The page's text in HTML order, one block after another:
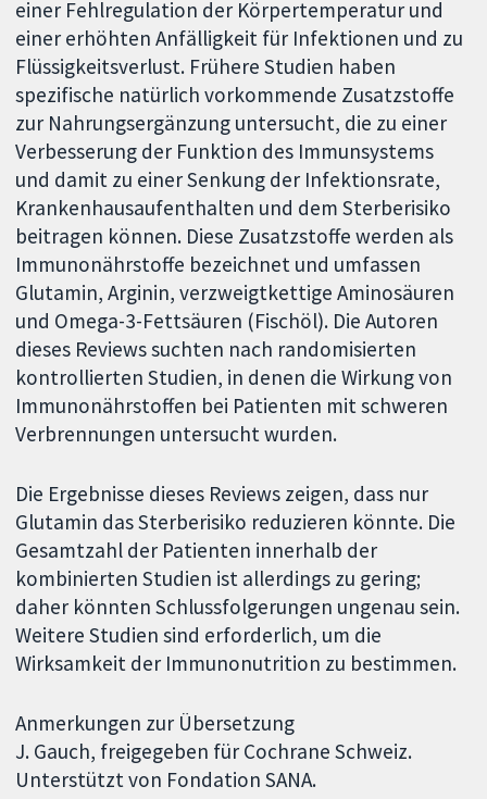
einer Fehlregulation der Körpertemperatur und
einer erhöhten Anfälligkeit für Infektionen und zu
Flüssigkeitsverlust. Frühere Studien haben
spezifische natürlich vorkommende Zusatzstoffe
zur Nahrungsergänzung untersucht, die zu einer
Verbesserung der Funktion des Immunsystems
und damit zu einer Senkung der Infektionsrate,
Krankenhausaufenthalten und dem Sterberisiko
beitragen können. Diese Zusatzstoffe werden als
Immunonährstoffe bezeichnet und umfassen
Glutamin, Arginin, verzweigtkettige Aminosäuren
und Omega-3-Fettsäuren (Fischöl). Die Autoren
dieses Reviews suchten nach randomisierten
kontrollierten Studien, in denen die Wirkung von
Immunonährstoffen bei Patienten mit schweren
Verbrennungen untersucht wurden.
Die Ergebnisse dieses Reviews zeigen, dass nur
Glutamin das Sterberisiko reduzieren könnte. Die
Gesamtzahl der Patienten innerhalb der
kombinierten Studien ist allerdings zu gering;
daher könnten Schlussfolgerungen ungenau sein.
Weitere Studien sind erforderlich, um die
Wirksamkeit der Immunonutrition zu bestimmen.
Anmerkungen zur Übersetzung
J. Gauch, freigegeben für Cochrane Schweiz.
Unterstützt von Fondation SANA.